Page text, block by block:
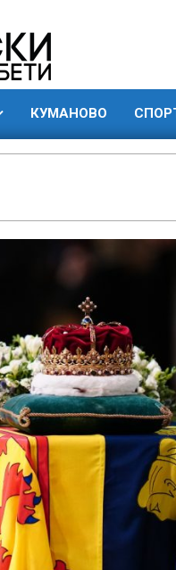
КУМАНОВО